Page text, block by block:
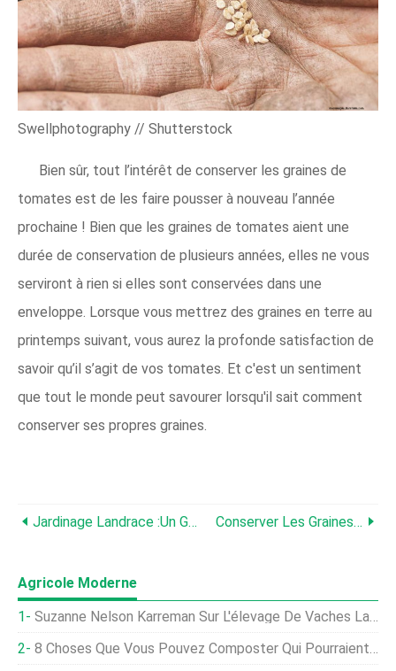
Swellphotography // Shutterstock
Bien sûr, tout l’intérêt de conserver les graines de
tomates est de les faire pousser à nouveau l’année
prochaine ! Bien que les graines de tomates aient une
durée de conservation de plusieurs années, elles ne vous
serviront à rien si elles sont conservées dans une
enveloppe. Lorsque vous mettrez des graines en terre au
printemps suivant, vous aurez la profonde satisfaction de
savoir qu’il s’agit de vos tomates. Et c'est un sentiment
que tout le monde peut savourer lorsqu'il sait comment
conserver ses propres graines.
Jardinage Landrace :Un Guide Des Plantes Anciennes Et Autosuffisantes Conserver Les Graines D'aubergines :un Guide Pour Les Jardiniers Amateurs
Agricole Moderne
Suzanne Nelson Karreman Sur L'élevage De Vaches Laitières Avec Respect
8 Choses Que Vous Pouvez Composter Qui Pourraient Vous Surprendre